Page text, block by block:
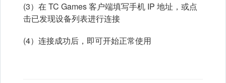
(3）在 TC Games 客户端填写手机 IP 地址，或点
击已发现设备列表进行连接
(4）连接成功后，即可开始正常使用